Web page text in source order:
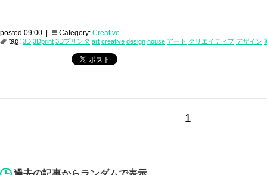
posted 09:00 | Category: Creative
tag: 3D 3Dprint 3Dプリンタ art creative design house アート クリエイティブ デザイン
1